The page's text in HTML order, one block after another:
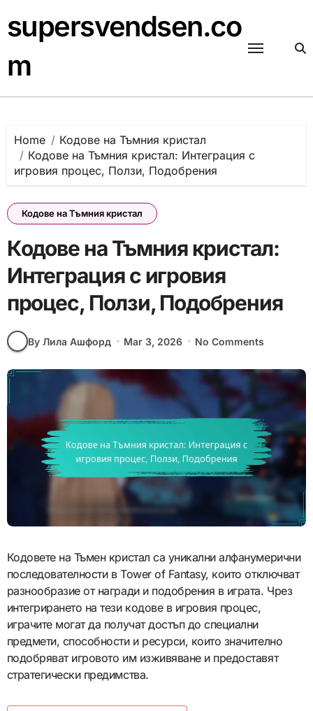
to
content
supersvendsen.co
m
Home
Кодове на Тъмния кристал
Кодове на Тъмния кристал: Интеграция с
игровия процес, Ползи, Подобрения
Кодове на Тъмния кристал
Кодове на Тъмния кристал:
Интеграция с игровия
процес, Ползи, Подобрения
By Лила Ашфорд Mar 3, 2026 No Comments
Кодовете на Тъмен кристал са уникални алфанумерични
последователности в Tower of Fantasy, които отключват
разнообразие от награди и подобрения в играта. Чрез
интегрирането на тези кодове в игровия процес,
играчите могат да получат достъп до специални
предмети, способности и ресурси, които значително
подобряват игровото им изживяване и предоставят
стратегически предимства.